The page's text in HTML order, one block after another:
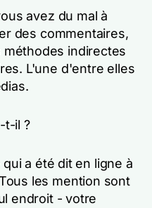
avez du mal à
des commentaires,
indirectes
L'une d'entre elles
t-il ?
a été dit en ligne à
les mention sont
endroit - votre